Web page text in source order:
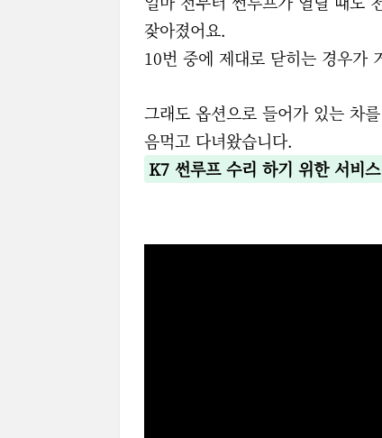
잦아졌어요.
10번 중에 제대로 닫히는 경우가
그래도 옵션으로 들어가 있는 차
음먹고 다녀왔습니다.
K7 썬루프 수리 하기 위한 서비